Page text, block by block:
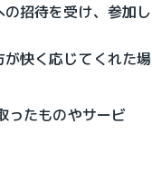
の招待を受け、参加し
が快く応じてくれた場
ったものやサービ